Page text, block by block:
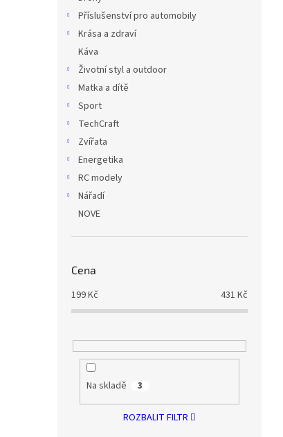
Příslušenství pro automobily
Krása a zdraví
Káva
Životní styl a outdoor
Matka a dítě
Sport
TechCraft
Zvířata
Energetika
RC modely
Nářadí
NOVE
Cena
199Kč 431 Kč
Na skladě 3
ROZBALIT FILTR